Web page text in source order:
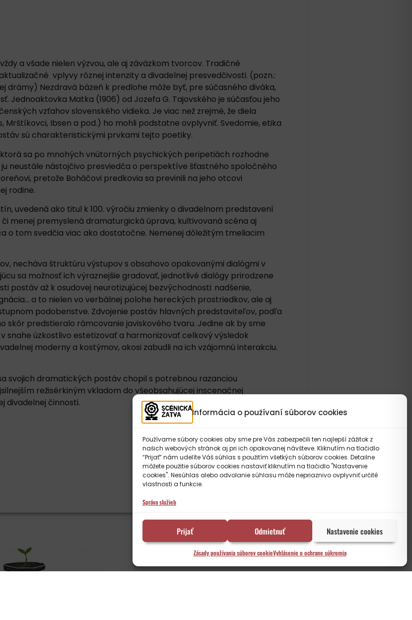
Informácia o používaní súborov cookies
Používame súbory cookies aby sme pre Vás zabezpečili ten najlepší zážitok z
našich webových stránok aj pri ich opakovanej návšteve. Kliknutím na tlačidlo
“Prijať” nám udelíte Váš súhlas s použitím všetkých súborov cookies. Detailne
môžete použitie súborov cookies nastaviť kliknutím na tlačidlo "Nastavenie
cookies". Nesúhlas alebo odvolanie súhlasu môže nepriaznivo ovplyvniť určité
vlastnosti a funkcie.
Správa služieb
Prijať Odmietnuť Nastavenie cookies
Zásady používania súborov cookieVyhlásenie o ochrane súkromia
a všade nielen výzvou, ale aj záväzkom tvorcov. Tradičné
vplyvy rôznej intenzity a divadelnej presvedčivosti. (pozn.:
drámy) Nezdravá bázeň k predlohe môže byť, pre súčasného diváka,
Matka (1906) od Jozefa G. Tajovského je súčasťou jeho
vzťahov slovenského vidieka. Je viac než zrejmé, že diela
Ibsen a pod.) ho mohli podstatne ovplyvniť. Svedomie, etika
sú charakteristickými prvkami tejto poetiky.
ktorá sa po mnohých vnútorných psychických peripetiách rozhodne
ju neustále nástojčivo presviedča o perspektíve šťastného spoločného
pretože Boháčovi predkovia sa previnili na jeho otcovi
rodine.
uvedená ako titul k 100. výročiu zmienky o divadelnom predstavení
menej premyslená dramaturgická úprava, kultivovaná scéna aj
o tom svedčia viac ako dostatočne. Nemenej dôležitým tmeliacim
necháva štruktúru výstupov s obsahovo opakovanými dialógmi v
sa možnosť ich výraznejšie gradovať, jednotlivé dialógy prirodzene
postáv až k osudovej neurotizujúcej bezvýchodnosti: nadšenie,
a to nielen vo verbálnej polohe hereckých prostriedkov, ale aj
podobenstve. Zdvojenie postáv hlavných predstaviteľov, podľa
skôr predstieralo rámcovanie javiskového tvaru. Jedine ak by sme
úzkostlivo estetizovať a harmonizovať celkový výsledok
moderny a kostýmov, akosi zabudli na ich vzájomnú interakciu.
svojich dramatických postáv chopil s potrebnou razanciou
režisérkiným vkladom do všeobsahujúcej inscenačnej
divadelnej činnosti.
EKOKRITICKÝ PANEL: Každý z nás niekedy niekam nepatril